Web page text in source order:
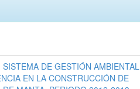
DE GESTIÓN AMBIENTAL
EN LA CONSTRUCCIÓN DE